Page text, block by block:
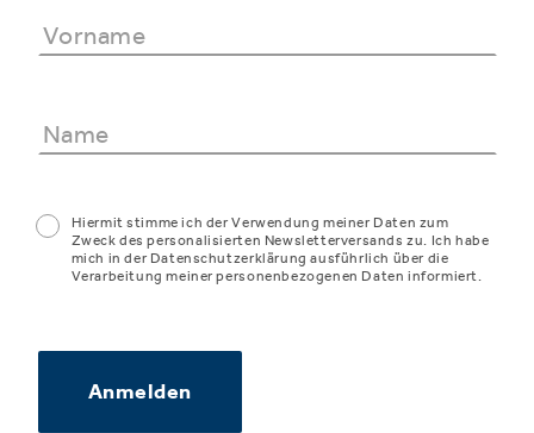
Hiermit stimme ich der Verwendung meiner Daten zum
Zweck des personalisierten Newsletterversands zu. Ich habe
mich in der Datenschutzerklärung ausführlich über die
Verarbeitung meiner personenbezogenen Daten informiert.
Anmelden